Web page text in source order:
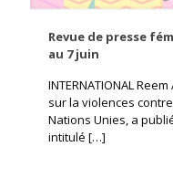
Revue de presse
au 7 juin
INTERNATIONAL
sur la violences
Nations Unies, a
intitulé […]